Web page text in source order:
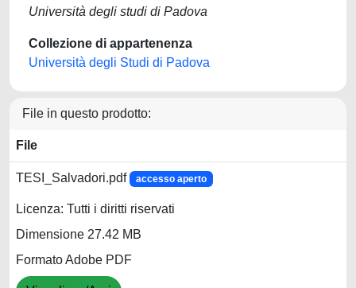
Università degli studi di Padova
Collezione di appartenenza
Università degli Studi di Padova
File in questo prodotto:
File
TESI_Salvadori.pdf accesso aperto
Licenza: Tutti i diritti riservati
Dimensione 27.42 MB
Formato Adobe PDF